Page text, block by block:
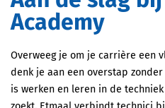
Academy
Overweeg je om je carrière een
denk je aan een overstap
is werken en leren in de